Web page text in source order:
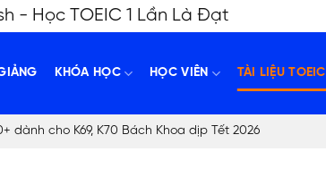
- Học TOEIC 1 Lần Là Đạt
KHÓA HỌC HỌC VIÊN TÀI LIỆU TOEIC
dành cho K69, K70 Bách Khoa dịp Tết 2026